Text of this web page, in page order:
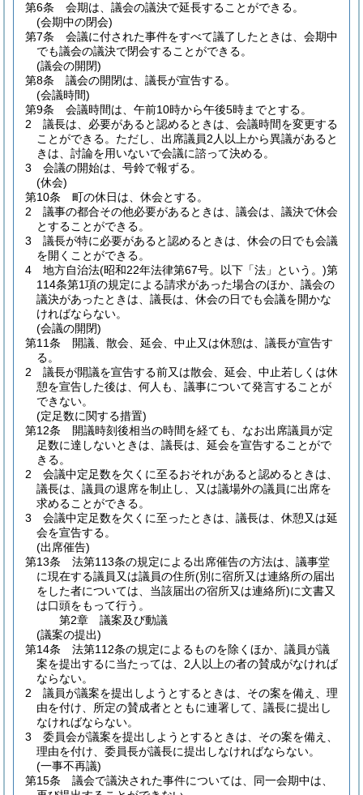
第6条
会期は、議会の議決で延長することができる。
(会期中の閉会)
第7条
会議に付された事件をすべて議了したときは、会期中
でも議会の議決で閉会することができる。
(議会の開閉)
第8条
議会の開閉は、議長が宣告する。
(会議時間)
第9条
会議時間は、午前10時から午後5時までとする。
2
議長は、必要があると認めるときは、会議時間を変更する
ことができる。 ただし、出席議員2人以上から異議があると
きは、討論を用いないで会議に諮って決める。
3
会議の開始は、号鈴で報ずる。
(休会)
第10条
町の休日は、休会とする。
2
議事の都合その他必要があるときは、議会は、議決で休会
とすることができる。
3
議長が特に必要があると認めるときは、休会の日でも会議
を開くことができる。
4
地方自治法(昭和22年法律第67号。以下「法」という。)第
114条第1項の規定による請求があった場合のほか、議会の
議決があったときは、議長は、休会の日でも会議を開かな
ければならない。
(会議の開閉)
第11条
開議、散会、延会、中止又は休憩は、議長が宣告す
る。
2
議長が開議を宣告する前又は散会、延会、中止若しくは休
憩を宣告した後は、何人も、議事について発言することが
できない。
(定足数に関する措置)
第12条
開議時刻後相当の時間を経ても、なお出席議員が定
足数に達しないときは、議長は、延会を宣告することがで
きる。
2
会議中定足数を欠くに至るおそれがあると認めるときは、
議長は、議員の退席を制止し、又は議場外の議員に出席を
求めることができる。
3
会議中定足数を欠くに至ったときは、議長は、休憩又は延
会を宣告する。
(出席催告)
第13条
法第113条の規定による出席催告の方法は、議事堂
に現在する議員又は議員の住所(別に宿所又は連絡所の届出
をした者については、当該届出の宿所又は連絡所)に文書又
は口頭をもって行う。
第2章
議案及び動議
(議案の提出)
第14条
法第112条の規定によるものを除くほか、議員が議
案を提出するに当たっては、2人以上の者の賛成がなければ
ならない。
2
議員が議案を提出しようとするときは、その案を備え、理
由を付け、所定の賛成者とともに連署して、議長に提出し
なければならない。
3
委員会が議案を提出しようとするときは、その案を備え、
理由を付け、委員長が議長に提出しなければならない。
(一事不再議)
第15条
議会で議決された事件については、同一会期中は、